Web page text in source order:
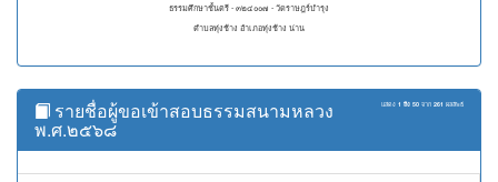
ธรรมศึกษาชั้นตรี - ๓๒๔๐๐๗ - วัดราษฎร์บำรุง
ตำบลทุ่งช้าง อำเภอทุ่งช้าง น่าน
แสดง 1 ถึง 50 จาก 261 ผลลัพธ์
รายชื่อผู้ขอเข้าสอบธรรมสนามหลวง
พ.ศ.๒๕๖๘